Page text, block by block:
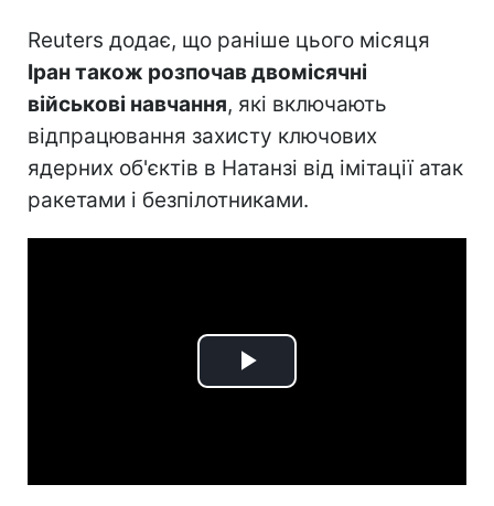
Reuters додає, що раніше цього місяця
Іран також розпочав двомісячні
військові навчання, які включають
відпрацювання захисту ключових
ядерних об'єктів в Натанзі від імітації атак
ракетами і безпілотниками.
Play